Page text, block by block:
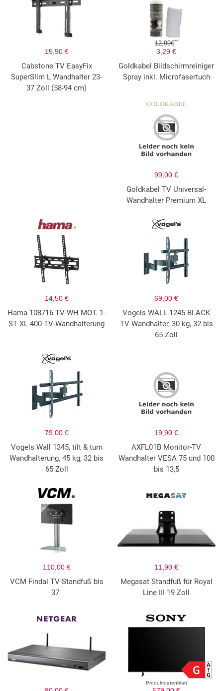
15,90 €
Cabstone TV EasyFix
SuperSlim L Wandhalter 23-
37 Zoll (58-94 cm)
12,99€**
3,29 €
Goldkabel Bildschirmreiniger
Spray inkl. Microfasertuch
99,00 €
Goldkabel TV Universal-
Wandhalter Premium XL
14,50 €
Hama 108716 TV-WH MOT. 1-
ST XL 400 TV-Wandhalterung
69,00 €
Vogels WALL 1245 BLACK
TV-Wandhalter, 30 kg, 32 bis
65 Zoll
79,00 €
Vogels Wall 1345, tilt & turn
Wandhalterung, 45 kg, 32 bis
65 Zoll
19,90 €
AXFL01B Monitor-TV
Wandhalter VESA 75 und 100
bis 13,5
110,00 €
VCM Findal TV-Standfuß bis
37"
11,90 €
Megasat Standfuß für Royal
Line III 19 Zoll
Produktdatenblatt